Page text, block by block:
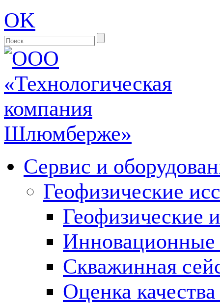
OK
Сервис и
Геофизические
Геофизические
Инновационные
Скважинная
Оценка